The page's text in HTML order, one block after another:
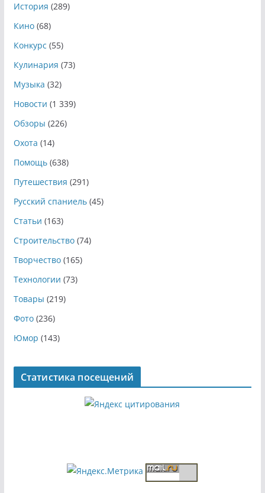
История (289)
Кино(68)
Конкурс (55)
Кулинария (73)
Музыка (32)
Новости (1 339)
Обзоры (226)
Охота (14)
Помощь(638)
Путешествия (291)
Русский спаниель(45)
Статьи (163)
Строительство(74)
Творчество(165)
Технологии (73)
Товары (219)
Фото(236)
Юмор (143)
Статистика посещений